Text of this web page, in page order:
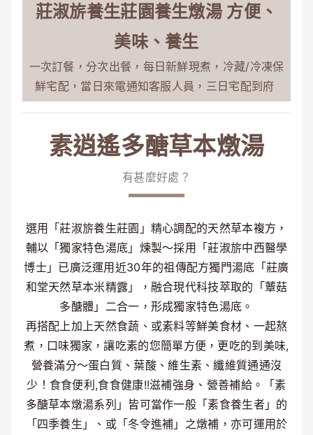
莊淑旂養生莊園養生燉湯 方便、
美味、養生
一次訂餐，分次出餐，每日新鮮現煮，冷藏/冷凍保
鮮宅配，當日來電通知客服人員，三日宅配到府
素逍遙多醣草本燉湯
有甚麼好處？
選用「莊淑旂養生莊園」精心調配的天然草本複方，
輔以「獨家特色湯底」煉製～採用「莊淑旂中西醫學
博士」已廣泛運用近30年的祖傳配方獨門湯底「莊廣
和堂天然草本米精露」，融合現代科技萃取的「蕈菇
多醣體」二合一，形成獨家特色湯底。
再搭配上加上天然食蔬、或素料等鮮美食材、一起熬
煮，口味獨家，讓吃素的您簡單方便，更吃的到美味,
營養滿分～蛋白質、葉酸、維生素、纖維質通通沒
少！食食便利,食食健康!!滋補強身、營善補給。「素
多醣草本燉湯系列」皆可當作一般「素食養生者」的
「四季養生」、或「冬令進補」之燉補，亦可運用於